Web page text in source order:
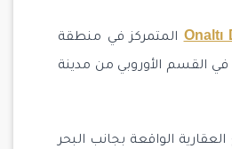
المتمركز في منطقة
في القسم الأوروبي من مدينة
الواقعة بجانب البحر